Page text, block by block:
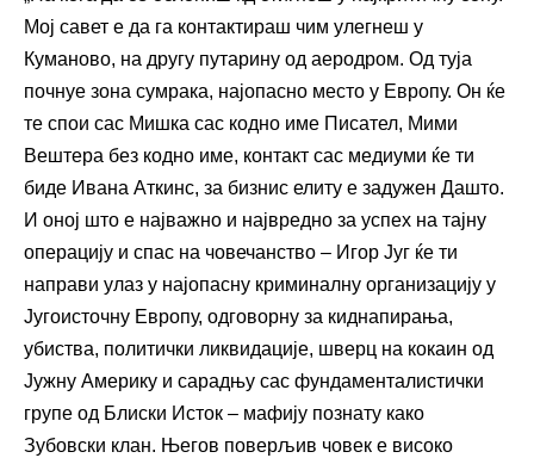
Мој савет е да га контактираш чим улегнеш у
Куманово, на другу путарину од аеродром. Од туја
почнуе зона сумрака, најопасно место у Европу. Он ќе
те спои сас Мишка сас кодно име Писател, Мими
Вештера без кодно име, контакт сас медиуми ќе ти
биде Ивана Аткинс, за бизнис елиту е задужен Дашто.
И оној што е најважно и највредно за успех на тајну
операцију и спас на човечанство – Игор Југ ќе ти
направи улаз у најопасну криминалну организацију у
Југоисточну Европу, одговорну за киднапирања,
убиства, политички ликвидације, шверц на кокаин од
Јужну Америку и сарадњу сас фундаменталистички
групе од Блиски Исток – мафију познату како
Зубовски клан. Његов поверљив човек е високо